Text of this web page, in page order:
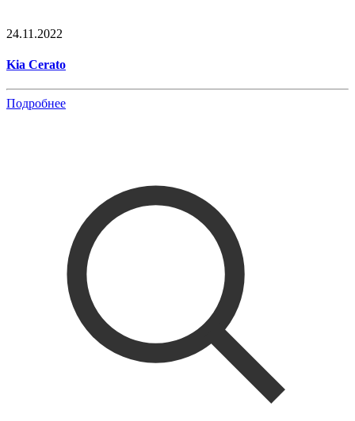
24.11.2022
Kia Cerato
Подробнее